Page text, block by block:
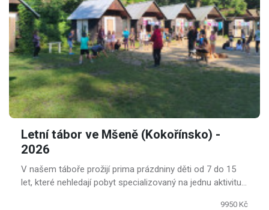
Letní tábor ve Mšeně (Kokořínsko) -
2026
V našem táboře prožijí prima prázdniny děti od 7 do 15
let, které nehledají pobyt specializovaný na jednu aktivitu,
9950 Kč